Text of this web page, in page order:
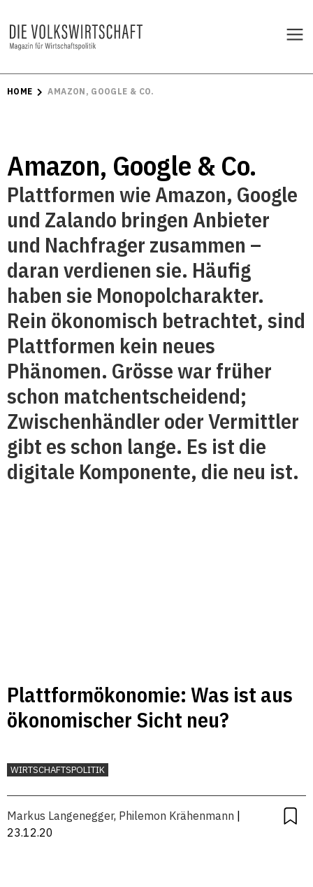
HOME AMAZON, GOOGLE & CO.
Amazon, Google & Co.
Plattformen wie Amazon, Google
und Zalando bringen Anbieter
und Nachfrager zusammen –
daran verdienen sie. Häufig
haben sie Monopolcharakter.
Rein ökonomisch betrachtet, sind
Plattformen kein neues
Phänomen. Grösse war früher
schon matchentscheidend;
Zwischenhändler oder Vermittler
gibt es schon lange. Es ist die
digitale Komponente, die neu ist.
Plattformökonomie: Was ist aus
ökonomischer Sicht neu?
WIRTSCHAFTSPOLITIK
Markus Langenegger, Philemon Krähenmann
23.12.20